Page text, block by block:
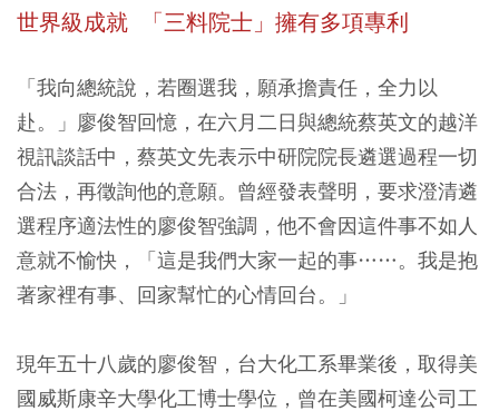
世界級成就 「三料院士」擁有多項專利
「我向總統說，若圈選我，願承擔責任，全力以
赴。」廖俊智回憶，在六月二日與總統蔡英文的越洋
視訊談話中，蔡英文先表示中研院院長遴選過程一切
合法，再徵詢他的意願。曾經發表聲明，要求澄清遴
選程序適法性的廖俊智強調，他不會因這件事不如人
意就不愉快，「這是我們大家一起的事……。我是抱
著家裡有事、回家幫忙的心情回台。」
現年五十八歲的廖俊智，台大化工系畢業後，取得美
國威斯康辛大學化工博士學位，曾在美國柯達公司工